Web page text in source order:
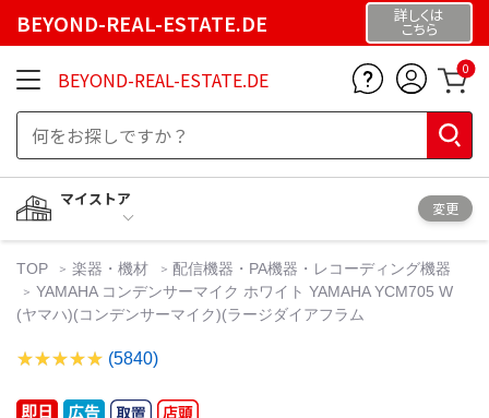
BEYOND-REAL-ESTATE.DE 詳しくは
こちら
BEYOND-REAL-ESTATE.DE 0
マイストア
変更
TOP 楽器・機材
配信機器・PA機器・レコーディング機器
YAMAHA コンデンサーマイク ホワイト YAMAHA YCM705 W
(ヤマハ)(コンデンサーマイク)(ラージダイアフラム
(5840)